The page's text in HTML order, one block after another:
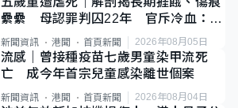
纍纍 母認罪判囚22年 官斥冷血：同
類案最惡劣
新聞資訊 港聞 首頁新聞 2026年08月05日
流感｜曾接種疫苗七歲男童染甲流死
亡 成今年首宗兒童感染離世個案
新聞資訊 港聞 首頁新聞 2026年08月04日